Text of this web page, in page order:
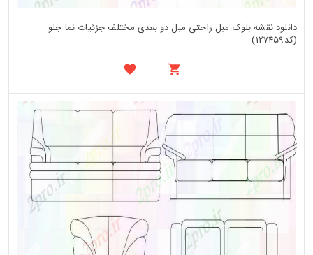
دانلود نقشه بلوک مبل راحتی مبل دو بعدی مختلف جزئیات نما جلو
(کد127459)